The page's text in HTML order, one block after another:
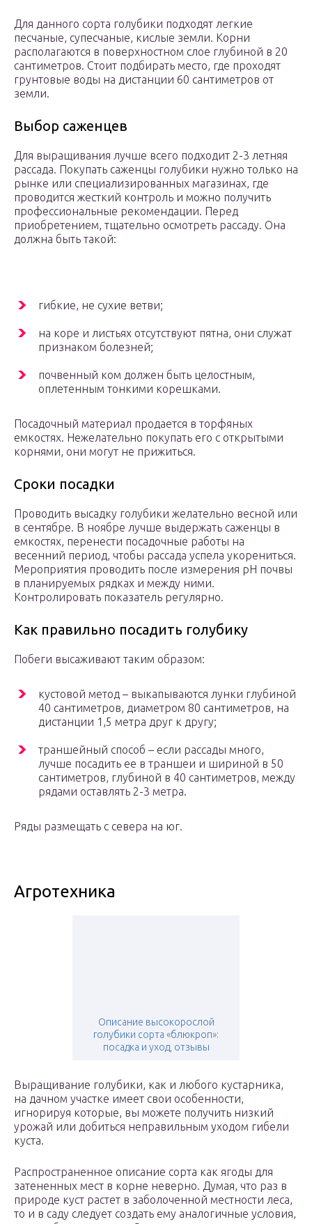
Для данного сорта голубики подходят легкие
песчаные, супесчаные, кислые земли. Корни
располагаются в поверхностном слое глубиной в 20
сантиметров. Стоит подбирать место, где проходят
грунтовые воды на дистанции 60 сантиметров от
земли.
Выбор саженцев
Для выращивания лучше всего подходит 2-3 летняя
рассада. Покупать саженцы голубики нужно только на
рынке или специализированных магазинах, где
проводится жесткий контроль и можно получить
профессиональные рекомендации. Перед
приобретением, тщательно осмотреть рассаду. Она
должна быть такой:
гибкие, не сухие ветви;
на коре и листьях отсутствуют пятна, они служат
признаком болезней;
почвенный ком должен быть целостным,
оплетенным тонкими корешками.
Посадочный материал продается в торфяных
емкостях. Нежелательно покупать его с открытыми
корнями, они могут не прижиться.
Сроки посадки
Проводить высадку голубики желательно весной или
в сентябре. В ноябре лучше выдержать саженцы в
емкостях, перенести посадочные работы на
весенний период, чтобы рассада успела укорениться.
Мероприятия проводить после измерения рН почвы
в планируемых рядках и между ними.
Контролировать показатель регулярно.
Как правильно посадить голубику
Побеги высаживают таким образом:
кустовой метод – выкапываются лунки глубиной
40 сантиметров, диаметром 80 сантиметров, на
дистанции 1,5 метра друг к другу;
траншейный способ – если рассады много,
лучше посадить ее в траншеи и шириной в 50
сантиметров, глубиной в 40 сантиметров, между
рядами оставлять 2-3 метра.
Ряды размещать с севера на юг.
Агротехника
Описание высокорослой
голубики сорта «блюкроп»:
посадка и уход, отзывы
Выращивание голубики, как и любого кустарника,
на дачном участке имеет свои особенности,
игнорируя которые, вы можете получить низкий
урожай или добиться неправильным уходом гибели
куста.
Распространенное описание сорта как ягоды для
затененных мест в корне неверно. Думая, что раз в
природе куст растет в заболоченной местности леса,
то и в саду следует создать ему аналогичные условия,